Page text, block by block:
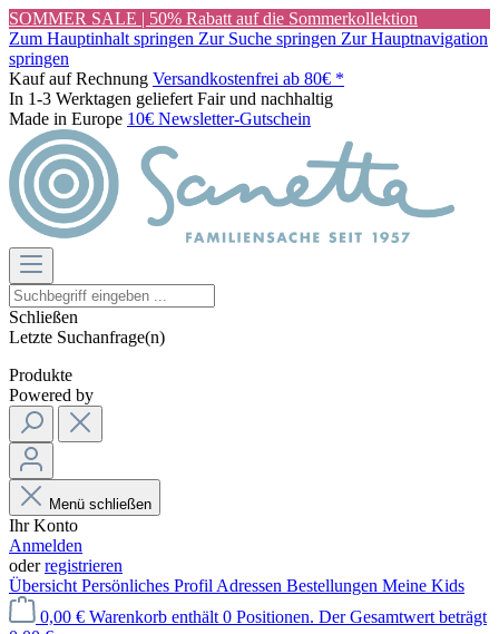
SOMMER SALE | 50% Rabatt auf die Sommerkollektion
Zum Hauptinhalt springen Zur Suche springen Zur Hauptnavigation
springen
Kauf auf Rechnung Versandkostenfrei ab 80€ *
In 1-3 Werktagen geliefert Fair und nachhaltig
Made in Europe 10€ Newsletter-Gutschein
Schließen
Letzte Suchanfrage(n)
Produkte
Powered by
Menü schließen
Ihr Konto
Anmelden
oderregistrieren
Übersicht Persönliches Profil Adressen Bestellungen Meine Kids
0,00 € Warenkorb enthält 0 Positionen. Der Gesamtwert beträgt